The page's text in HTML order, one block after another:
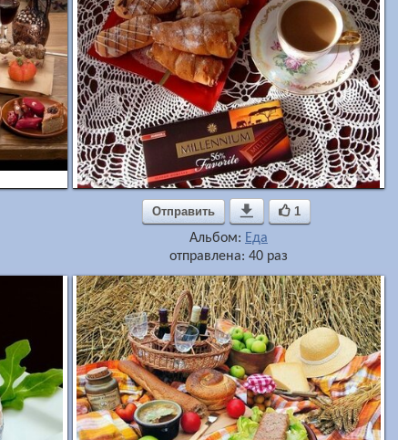
Отправить  1
Альбом: Еда
отправлена: 40 раз